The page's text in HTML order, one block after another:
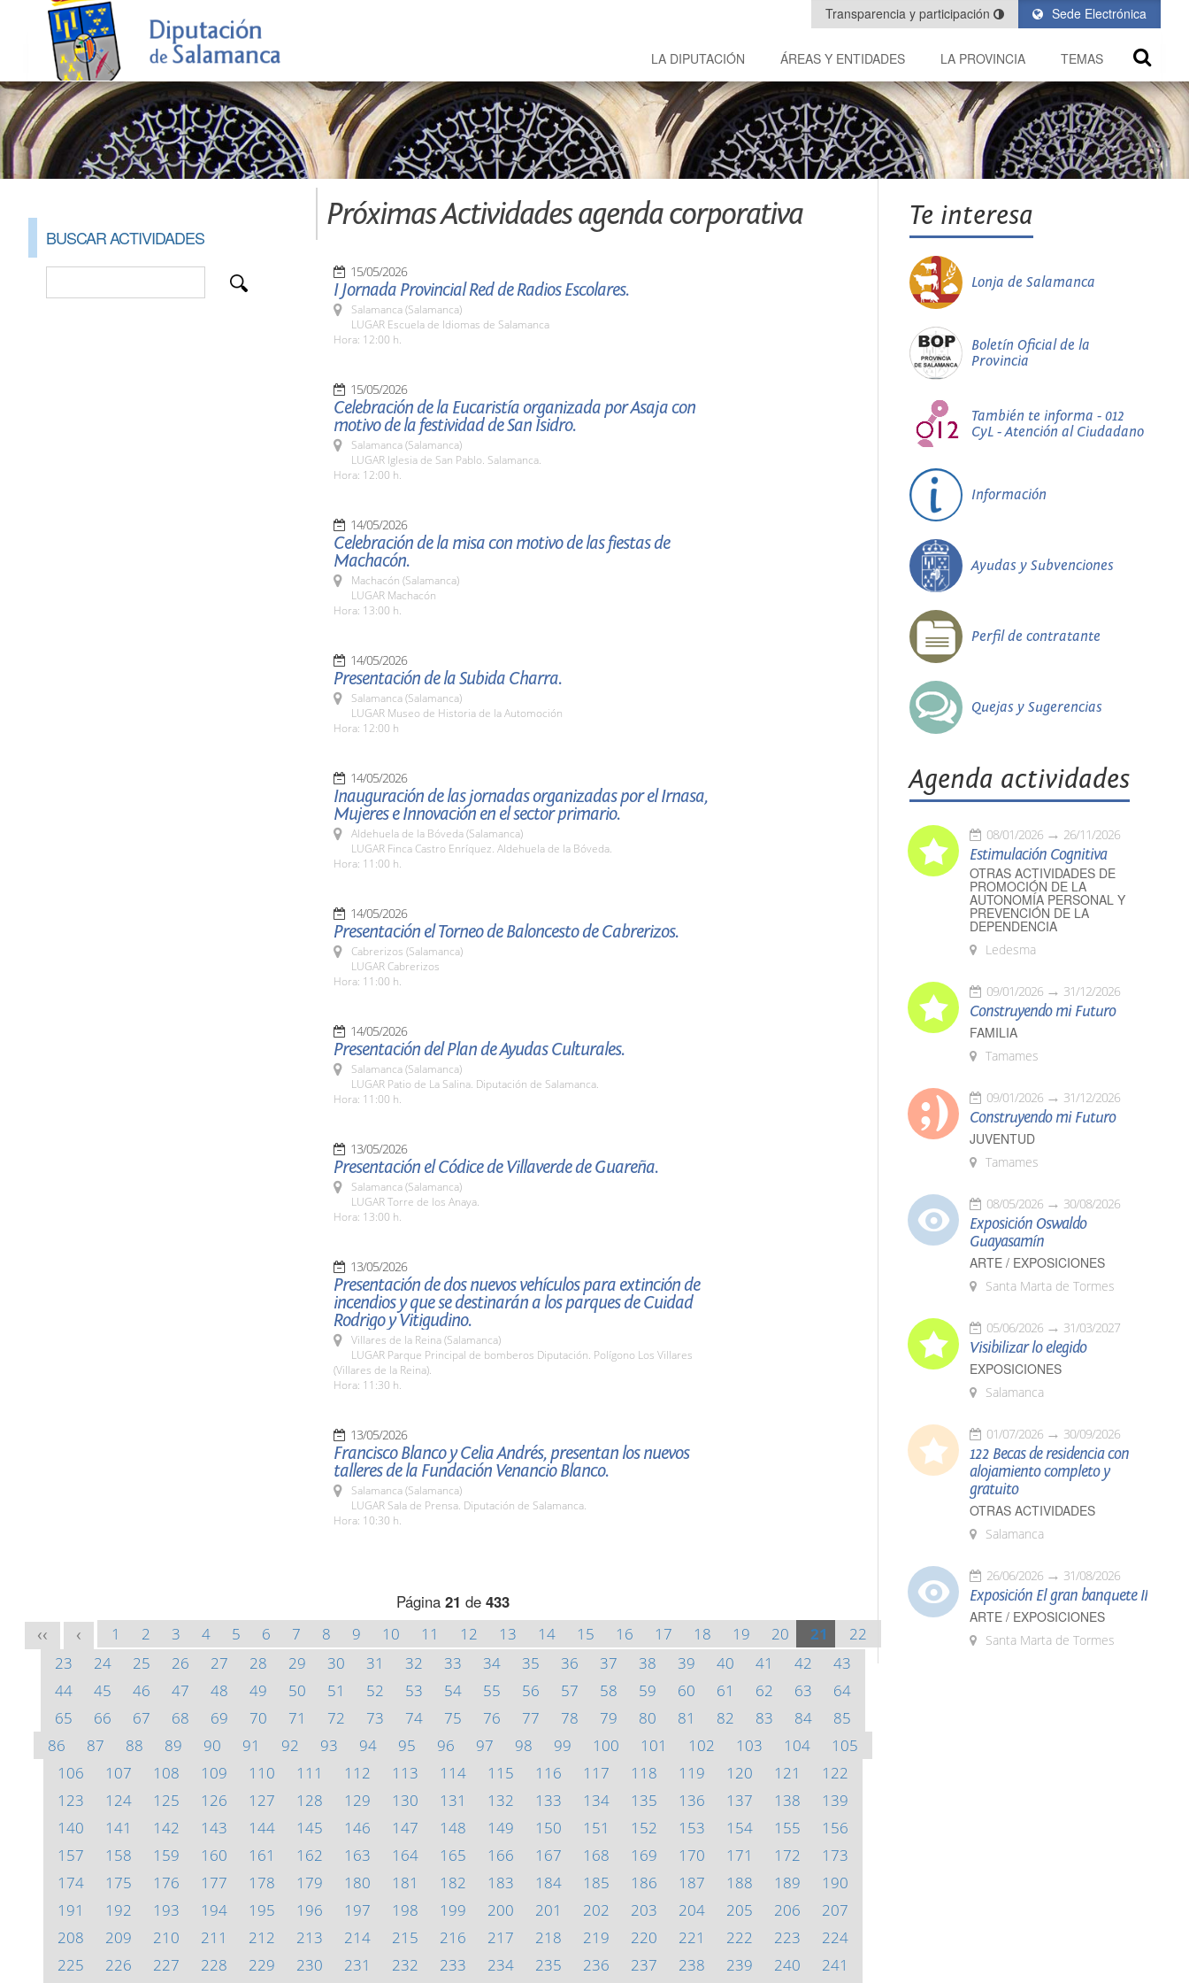
Sede Electrónica
Transparencia y participación
LA DIPUTACIÓN ÁREAS Y ENTIDADES LA PROVINCIA TEMAS
BUSCAR ACTIVIDADES
Próximas Actividades agenda corporativa
15/05/2026
I Jornada Provincial Red de Radios Escolares.
Salamanca (Salamanca)
LUGAR Escuela de Idiomas de Salamanca
Hora: 12:00 h.
15/05/2026
Celebración de la Eucaristía organizada por Asaja con
motivo de la festividad de San Isidro.
Salamanca (Salamanca)
LUGAR Iglesia de San Pablo. Salamanca.
Hora: 12:00 h.
14/05/2026
Celebración de la misa con motivo de las fiestas de
Machacón.
Machacón (Salamanca)
LUGAR Machacón
Hora: 13:00 h.
14/05/2026
Presentación de la Subida Charra.
Salamanca (Salamanca)
LUGAR Museo de Historia de la Automoción
Hora: 12:00 h
14/05/2026
Inauguración de las jornadas organizadas por el Irnasa,
Mujeres e Innovación en el sector primario.
Aldehuela de la Bóveda (Salamanca)
LUGAR Finca Castro Enríquez. Aldehuela de la Bóveda.
Hora: 11:00 h.
14/05/2026
Presentación el Torneo de Baloncesto de Cabrerizos.
Cabrerizos (Salamanca)
LUGAR Cabrerizos
Hora: 11:00 h.
14/05/2026
Presentación del Plan de Ayudas Culturales.
Salamanca (Salamanca)
LUGAR Patio de La Salina. Diputación de Salamanca.
Hora: 11:00 h.
13/05/2026
Presentación el Códice de Villaverde de Guareña.
Salamanca (Salamanca)
LUGAR Torre de los Anaya.
Hora: 13:00 h.
13/05/2026
Presentación de dos nuevos vehículos para extinción de
incendios y que se destinarán a los parques de Cuidad
Rodrigo y Vitigudino.
Villares de la Reina (Salamanca)
LUGAR Parque Principal de bomberos Diputación. Polígono Los Villares
(Villares de la Reina).
Hora: 11:30 h.
13/05/2026
Francisco Blanco y Celia Andrés, presentan los nuevos
talleres de la Fundación Venancio Blanco.
Salamanca (Salamanca)
LUGAR Sala de Prensa. Diputación de Salamanca.
Hora: 10:30 h.
Página 21 de 433
<< < 1 2 3 4 5 6 7 8 9 10 11 12 13 14 15 16 17 18 19 20 21
22
23
24 25 26 27 28 29 30 31 32 33 34 35 36 37 38 39 40 41 42
43
44
45 46 47 48 49 50 51 52 53 54 55 56 57 58 59 60 61 62 63
64
65
66 67 68 69 70 71 72 73 74 75 76 77 78 79 80 81 82 83 84
85
86
87 88 89 90 91 92 93 94 95 96 97 98 99 100 101 102 103 104
105
106
107 108 109 110 111 112 113 114 115 116 117 118 119 120 121
122
123
124 125 126 127 128 129 130 131 132 133 134 135 136 137 138
139
140
141 142 143 144 145 146 147 148 149 150 151 152 153 154 155
156
157
158 159 160 161 162 163 164 165 166 167 168 169 170 171 172
173
174
175 176 177 178 179 180 181 182 183 184 185 186 187 188 189
190
191
192 193 194 195 196 197 198 199 200 201 202 203 204 205 206
207
208
209 210 211 212 213 214 215 216 217 218 219 220 221 222 223
224
225
226 227 228 229 230 231 232 233 234 235 236 237 238 239 240
241
Te interesa
Lonja de Salamanca
Boletín Oficial de la
Provincia
También te informa - 012
CyL - Atención al Ciudadano
Información
Ayudas y Subvenciones
Perfil de contratante
Quejas y Sugerencias
Agenda actividades
08/01/2026 26/11/2026
Estimulación Cognitiva
OTRAS ACTIVIDADES DE
PROMOCIÓN DE LA
AUTONOMÍA PERSONAL Y
PREVENCIÓN DE LA
DEPENDENCIA
Ledesma
09/01/2026 31/12/2026
Construyendo mi Futuro
FAMILIA
Tamames
09/01/2026 31/12/2026
Construyendo mi Futuro
JUVENTUD
Tamames
08/05/2026 30/08/2026
Exposición Oswaldo
Guayasamín
ARTE / EXPOSICIONES
Santa Marta de Tormes
05/06/2026 31/03/2027
Visibilizar lo elegido
EXPOSICIONES
Salamanca
01/07/2026 30/09/2026
122 Becas de residencia con
alojamiento completo y
gratuito
OTRAS ACTIVIDADES
Salamanca
26/06/2026 31/08/2026
Exposición El gran banquete II
ARTE / EXPOSICIONES
Santa Marta de Tormes